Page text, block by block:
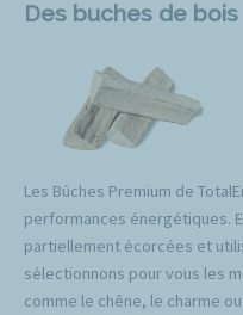
Des buches de bois
Les Bûches Premium de
performances énergétiques.
partiellement écorcées et
sélectionnons pour vous les
comme le chêne, le charme